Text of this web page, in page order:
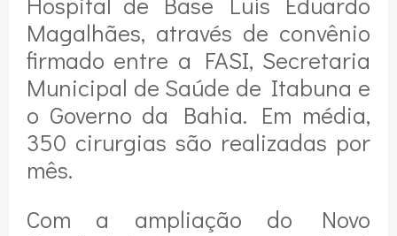
Magalhães, através de convênio
firmado entre a FASI, Secretaria
Municipal de Saúde de Itabuna e
o Governo da Bahia. Em média,
350 cirurgias são realizadas por
mês.
Com a ampliação do Novo